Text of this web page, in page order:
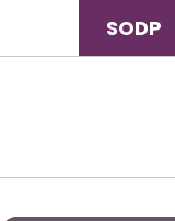
SODP